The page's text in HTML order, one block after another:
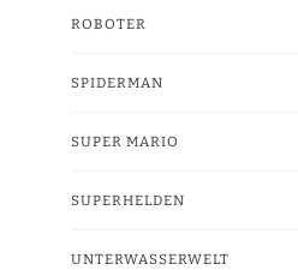
ROBOTER
SPIDERMAN
SUPER MARIO
SUPERHELDEN
UNTERWASSERWELT